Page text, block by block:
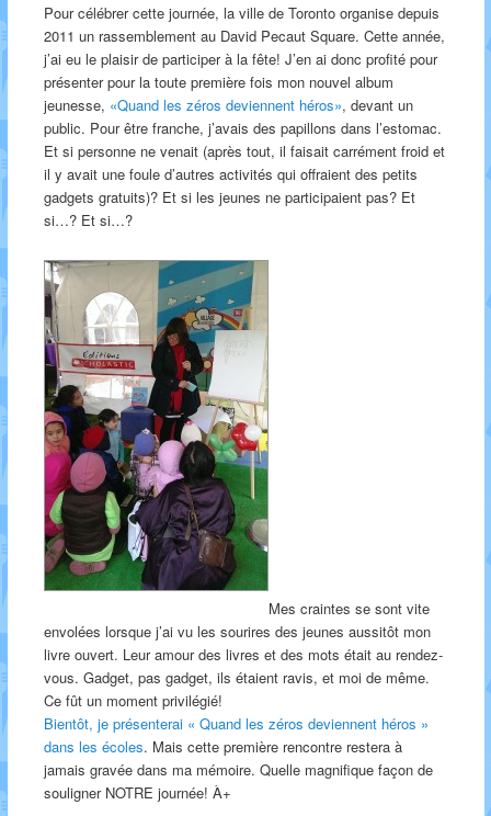
Pour célébrer cette journée, la ville de Toronto organise depuis
2011 un rassemblement au David Pecaut Square. Cette année,
j’ai eu le plaisir de participer à la fête! J’en ai donc profité pour
présenter pour la toute première fois mon nouvel album
jeunesse, «Quand les zéros deviennent héros», devant un
public. Pour être franche, j’avais des papillons dans l’estomac.
Et si personne ne venait (après tout, il faisait carrément froid et
il y avait une foule d’autres activités qui offraient des petits
gadgets gratuits)? Et si les jeunes ne participaient pas? Et
si…? Et si…?
Mes craintes se sont vite
envolées lorsque j’ai vu les sourires des jeunes aussitôt mon
livre ouvert. Leur amour des livres et des mots était au rendez-
vous. Gadget, pas gadget, ils étaient ravis, et moi de même.
Ce fût un moment privilégié!
Bientôt, je présenterai « Quand les zéros deviennent héros »
dans les écoles. Mais cette première rencontre restera à
jamais gravée dans ma mémoire. Quelle magnifique façon de
souligner NOTRE journée! À+